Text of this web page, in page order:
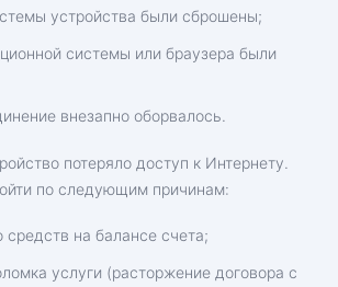
устройства были сброшены;
системы или браузера были
внезапно оборвалось.
потеряло доступ к Интернету.
по следующим причинам:
средств на балансе счета;
услуги (расторжение договора с